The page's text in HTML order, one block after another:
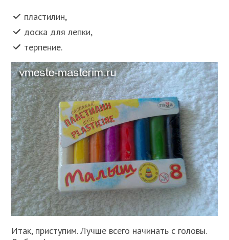
пластилин,
доска для лепки,
терпение.
Итак, приступим. Лучше всего начинать с головы.